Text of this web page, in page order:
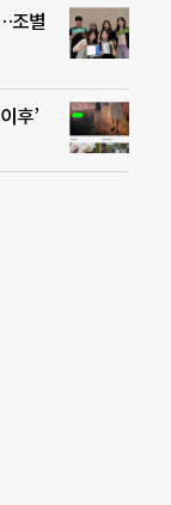
조별
후’